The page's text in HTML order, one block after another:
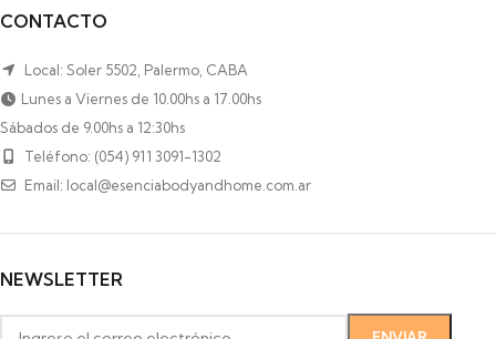
CONTACTO
Local: Soler 5502, Palermo, CABA
Lunes a Viernes de 10.00hs a 17.00hs
Sábados de 9.00hs a 12:30hs
Teléfono: (054) 911 3091-1302
Email: local@esenciabodyandhome.com.ar
NEWSLETTER